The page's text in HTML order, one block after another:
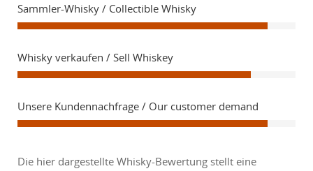
Sammler-Whisky / Collectible Whisky
Whisky verkaufen / Sell Whiskey
Unsere Kundennachfrage / Our customer demand
Die hier dargestellte Whisky-Bewertung stellt eine